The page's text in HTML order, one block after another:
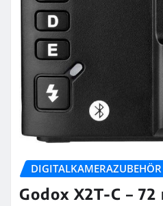
DIGITALKAMERAZUBEHÖR
Godox X2T-C – 72